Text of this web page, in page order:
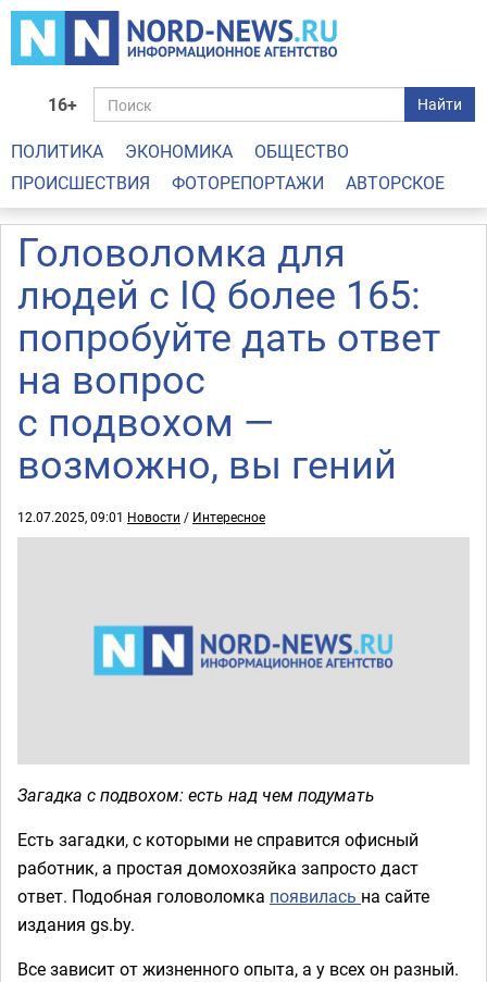
16+ Найти
ПОЛИТИКА ЭКОНОМИКА
ОБЩЕСТВО
ПРОИСШЕСТВИЯ
ФОТОРЕПОРТАЖИ АВТОРСКОЕ
Головоломка для
людей с IQ более 165:
попробуйте дать ответ
на вопрос
с подвохом —
возможно, вы гений
12.07.2025, 09:01 Новости / Интересное
Загадка с подвохом: есть над чем подумать
Есть загадки, с которыми не справится офисный
работник, а простая домохозяйка запросто даст
ответ. Подобная головоломка появилась на сайте
издания gs.by.
Все зависит от жизненного опыта, а у всех он разный.